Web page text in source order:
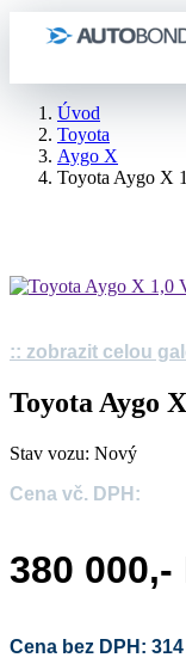
Úvod
Toyota
Aygo X
Toyota Aygo X
:: zobrazit celou
Toyota Aygo
Stav vozu: Nový
Cena vč. DPH:
380 000,-
Cena bez DPH: